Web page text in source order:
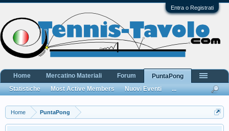
Entra o Registrati
Home PuntaPong
Home Mercatino Materiali Forum
PuntaPong
Statistiche
Most Active Members Nuovi Eventi ...